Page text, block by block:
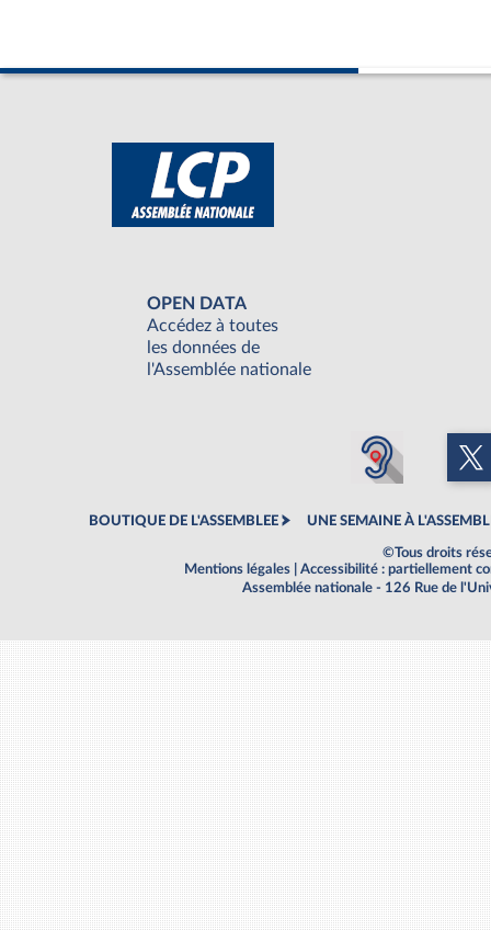
OPEN DATA
Accédez à toutes
les données de
l'Assemblée nationale
BOUTIQUE DE L'ASSEMBLEE UNE SEMAINE À
©Tous droits
Mentions légales
Accessibilité : partiellement
Assemblée nationale - 126 Rue de